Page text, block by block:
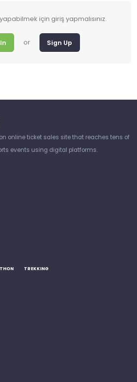
için giriş yapmalısınız.
or Sign Up
online ticket sales site that reaches tens of
events using digital platforms.
TREKKING